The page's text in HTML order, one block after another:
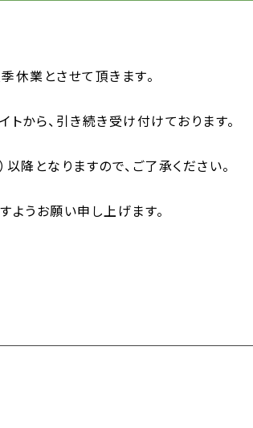
休業とさせて頂きます。
から、引き続き受け付けております。
降となりますので、ご了承ください。
うお願い申し上げます。